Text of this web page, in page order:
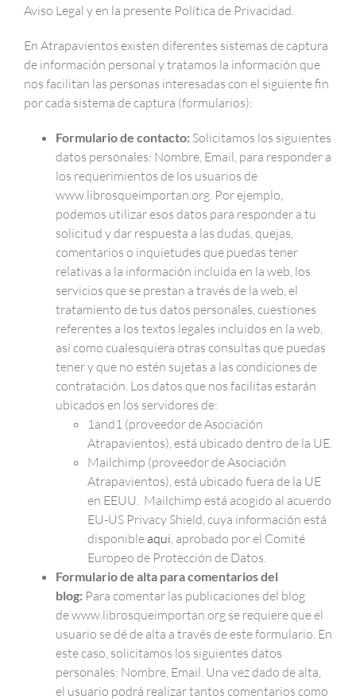
Aviso Legal y en la presente Política de Privacidad.
En Atrapavientos existen diferentes sistemas de captura
de información personal y tratamos la información que
nos facilitan las personas interesadas con el siguiente fin
por cada sistema de captura (formularios):
Formulario de contacto: Solicitamos los siguientes
datos personales: Nombre, Email, para responder a
los requerimientos de los usuarios de
www.librosqueimportan.org. Por ejemplo,
podemos utilizar esos datos para responder a tu
solicitud y dar respuesta a las dudas, quejas,
comentarios o inquietudes que puedas tener
relativas a la información incluida en la web, los
servicios que se prestan a través de la web, el
tratamiento de tus datos personales, cuestiones
referentes a los textos legales incluidos en la web,
así como cualesquiera otras consultas que puedas
tener y que no estén sujetas a las condiciones de
contratación. Los datos que nos facilitas estarán
ubicados en los servidores de:
1and1 (proveedor de Asociación
Atrapavientos), está ubicado dentro de la UE.
Mailchimp (proveedor de Asociación
Atrapavientos), está ubicado fuera de la UE
en EEUU. Mailchimp está acogido al acuerdo
EU-US Privacy Shield, cuya información está
disponible aqui, aprobado por el Comité
Europeo de Protección de Datos.
Formulario de alta para comentarios del
blog: Para comentar las publicaciones del blog
de www.librosqueimportan.org se requiere que el
usuario se dé de alta a través de este formulario. En
este caso, solicitamos los siguientes datos
personales: Nombre, Email. Una vez dado de alta,
el usuario podrá realizar tantos comentarios como